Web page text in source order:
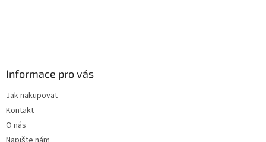
Informace pro vás
Jak nakupovat
Kontakt
O nás